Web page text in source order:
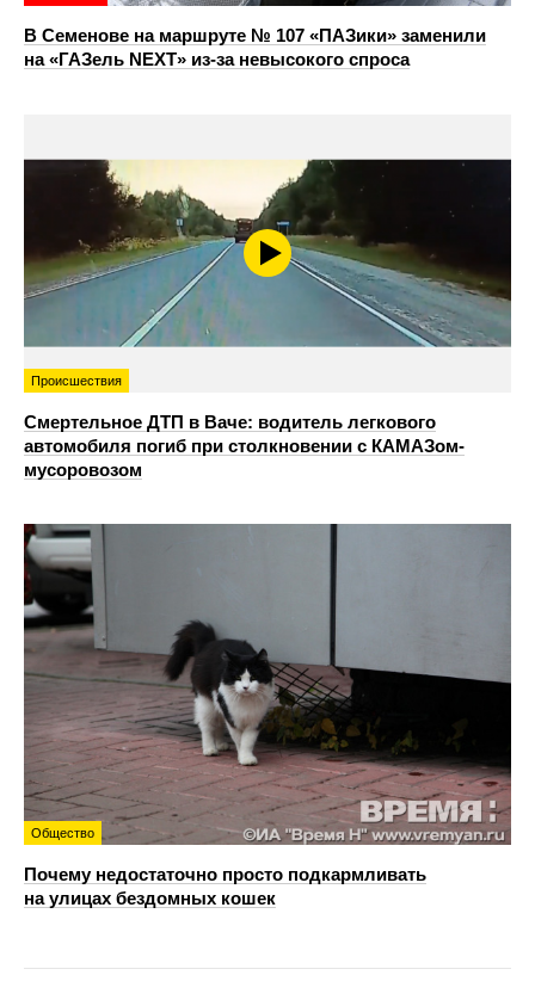
В Семенове на маршруте № 107 «ПАЗики» заменили
на «ГАЗель NEXT» из‑за невысокого спроса
Происшествия
Смертельное ДТП в Ваче: водитель легкового
автомобиля погиб при столкновении с КАМАЗом-
мусоровозом
Общество
Почему недостаточно просто подкармливать
на улицах бездомных кошек